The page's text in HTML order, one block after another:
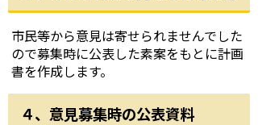
市民等から意見は寄せられませんでした
ので募集時に公表した素案をもとに計画
書を作成します。
４、意見募集時の公表資料